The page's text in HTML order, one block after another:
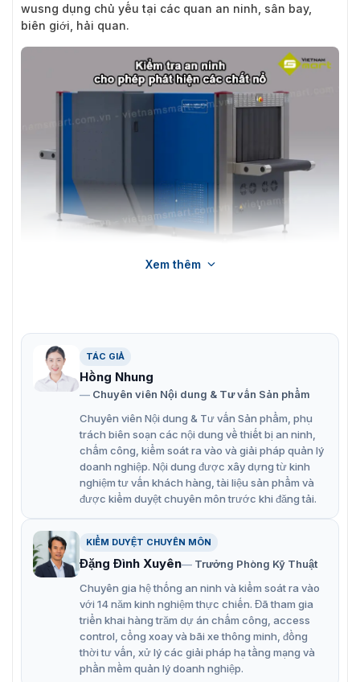
wusng dụng chủ yếu tại các quan an ninh, sân bay,
biên giới, hải quan.
Cận cảnh máy soi hành lý HI-SCAN 7555aX
SCAN 7555aX
Máy soi hành lý HI-SCAN 7555aX là thiết bị công nghệ
hỗ trợ kiểm tra an ninh tốt nhất hiện nay được đánh giá
cao trên thị trường. Cho phép phát hiện chuẩn xác các
chất nổ, hàng lậu được giấu kỹ trong hàng hóa hay
hành lý. Được nahf sản xuất Smiths Detection tích hợp
các tính năng công nghệ nổi bật như
Kiểm tra bằng tia X với chế độ xem kép.
Công nghệ cảm biến XADA có độ phân giải cao.
Hệ thống sàng lọc điểm kiểm tra EDS chế độ xem kép.
Có thể nâng cấp lên toàn bộ khả năng phát hiện
chất nổ tự động.
Sử dụng máy phát đa năng độc lập để sàng lọc hành
lý và hàng hóa nhỏ.
Có thể sử dụng rộng rãi cho các gói hành lý xách tay
và hàng hóa hàng không.
Xem thêm
TÁC GIẢ
Hồng Nhung
Chuyên viên Nội dung & Tư vấn Sản phẩm
Chuyên viên Nội dung & Tư vấn Sản phẩm, phụ
trách biên soạn các nội dung về thiết bị an ninh,
chấm công, kiểm soát ra vào và giải pháp quản lý
doanh nghiệp. Nội dung được xây dựng từ kinh
nghiệm tư vấn khách hàng, tài liệu sản phẩm và
được kiểm duyệt chuyên môn trước khi đăng tải.
KIỂM DUYỆT CHUYÊN MÔN
Đặng Đình Xuyên
Trưởng Phòng Kỹ Thuật
Chuyên gia hệ thống an ninh và kiểm soát ra vào
với 14 năm kinh nghiệm thực chiến. Đã tham gia
triển khai hàng trăm dự án chấm công, access
control, cổng xoay và bãi xe thông minh, đồng
thời tư vấn, xử lý các giải pháp hạ tầng mạng và
phần mềm quản lý doanh nghiệp.